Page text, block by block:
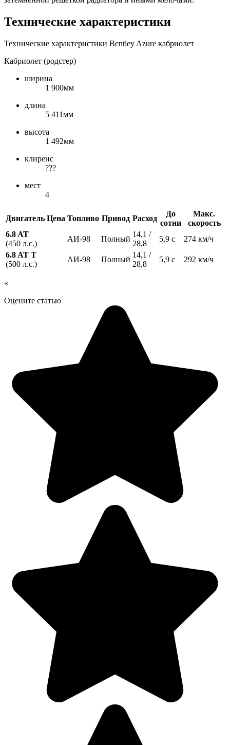
Технические характеристики
Технические характеристики Bentley Azure кабриолет
Кабриолет (родстер)
ширина
1 900мм
длина
5 411мм
высота
1 492мм
клиренс
???
мест
4
Двигатель Цена Топливо Привод Расход
До
сотни
Макс.
скорость
6.8 AT
(450 л.с.)
АИ-98 Полный
14,1 /
28,8
5,9 с
274 км/ч
6.8 AT T
(500 л.с.)
АИ-98 Полный
14,1 /
28,8
5,9 с 292 км/ч
«
Оцените статью